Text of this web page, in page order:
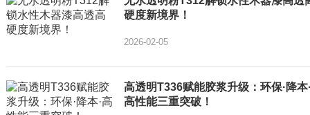
硬度新境界！
2026-02-05
高透明T336赋能胶浆升级：环保·降本
高性能三重突破！